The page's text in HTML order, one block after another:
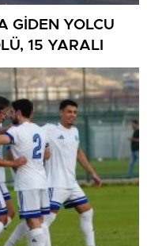
GİDEN YOLCU
15 YARALI